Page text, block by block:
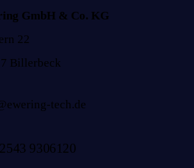
GmbH & Co. KG
22
Billerbeck
tech.de
9306120